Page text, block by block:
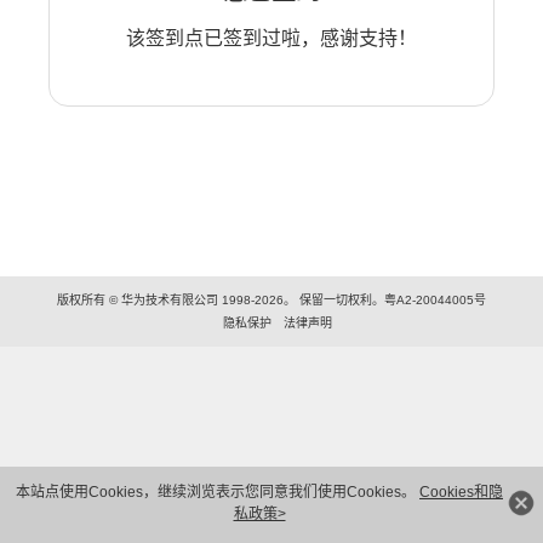
本站点使用Cookies，继续浏览表示您同意我们使用Cookies。 Cookies和隐
私政策>
该签到点已签到过啦，感谢支持！
版权所有 © 华为技术有限公司 1998-2026。 保留一切权利。粤A2-20044005号
隐私保护
法律声明